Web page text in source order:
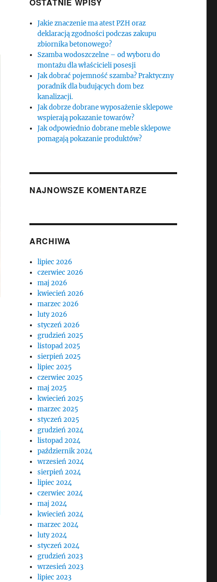
Jakie znaczenie ma atest PZH oraz
deklaracją zgodności podczas zakupu
zbiornika betonowego?
Szamba wodoszczelne – od wyboru do
montażu dla właścicieli posesji
Jak dobrać pojemność szamba? Praktyczny
poradnik dla budujących dom bez
kanalizacji.
Jak dobrze dobrane wyposażenie sklepowe
wspierają pokazanie towarów?
Jak odpowiednio dobrane meble sklepowe
pomagają pokazanie produktów?
NAJNOWSZE KOMENTARZE
ARCHIWA
lipiec 2026
czerwiec 2026
maj 2026
kwiecień 2026
marzec 2026
luty 2026
styczeń 2026
grudzień 2025
listopad 2025
sierpień 2025
lipiec 2025
czerwiec 2025
maj 2025
kwiecień 2025
marzec 2025
styczeń 2025
grudzień 2024
listopad 2024
październik 2024
wrzesień 2024
sierpień 2024
lipiec 2024
czerwiec 2024
maj 2024
kwiecień 2024
marzec 2024
luty 2024
styczeń 2024
grudzień 2023
wrzesień 2023
lipiec 2023